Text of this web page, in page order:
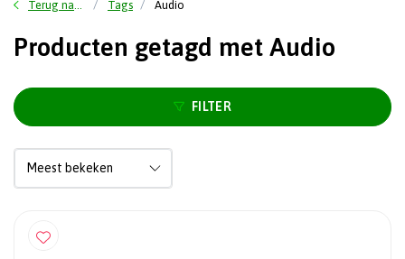
Terug naar home Tags Audio
Producten getagd met Audio
FILTER